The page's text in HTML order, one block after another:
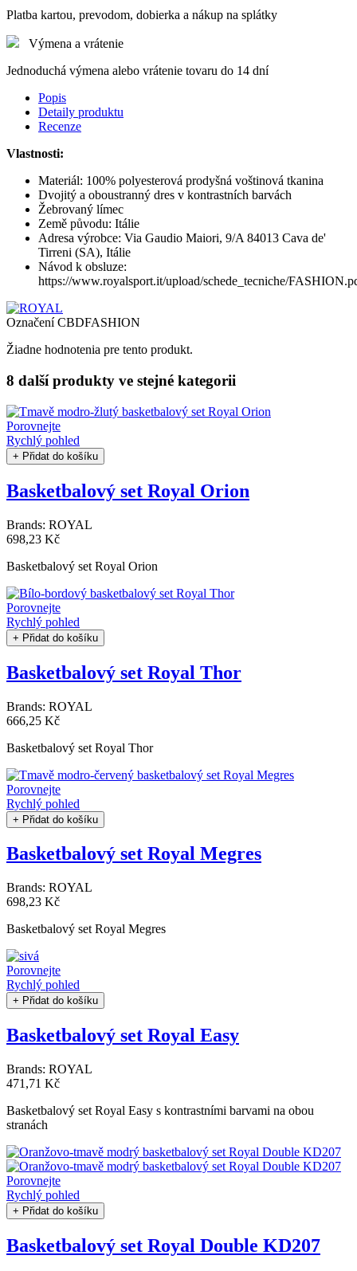
Platba kartou, prevodom, dobierka a nákup na splátky
Výmena a vrátenie
Jednoduchá výmena alebo vrátenie tovaru do 14 dní
Popis
Detaily produktu
Recenze
Vlastnosti:
Materiál: 100% polyesterová prodyšná voštinová tkanina
Dvojitý a oboustranný dres v kontrastních barvách
Žebrovaný límec
Země původu: Itálie
Adresa výrobce: Via Gaudio Maiori, 9/A 84013 Cava de'
Tirreni (SA), Itálie
Návod k obsluze:
https://www.royalsport.it/upload/schede_tecniche/
OznačeníCBDFASHION
Žiadne hodnotenia pre tento produkt.
8 další produkty ve stejné kategorii
Porovnejte
Rychlý pohled
+ Přidat do košíku
Basketbalový set Royal Orion
Brands: ROYAL
698,23 Kč
Basketbalový set Royal Orion
Porovnejte
Rychlý pohled
+ Přidat do košíku
Basketbalový set Royal Thor
Brands: ROYAL
666,25 Kč
Basketbalový set Royal Thor
Porovnejte
Rychlý pohled
+ Přidat do košíku
Basketbalový set Royal Megres
Brands: ROYAL
698,23 Kč
Basketbalový set Royal Megres
Porovnejte
Rychlý pohled
+ Přidat do košíku
Basketbalový set Royal Easy
Brands: ROYAL
471,71 Kč
Basketbalový set Royal Easy s kontrastními barvami na obou
stranách
Porovnejte
Rychlý pohled
+ Přidat do košíku
Basketbalový set Royal Double KD207